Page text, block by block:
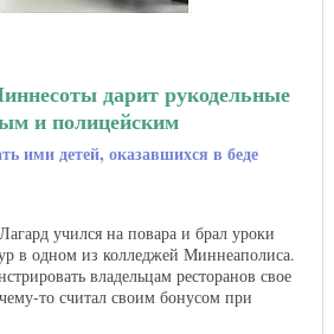
дарит рукодельные
и полицейским
ими детей, оказавшихся в беде
учился на повара и брал уроки
в одном из колледжей Миннеаполиса.
владельцам ресторанов свое
то считал своим бонусом при